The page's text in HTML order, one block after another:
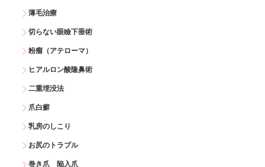
薄毛治療
切らない眼瞼下垂術
粉瘤（アテローマ）
ヒアルロン酸隆鼻術
二重埋没法
爪白癬
乳房のしこり
お尻のトラブル
巻き爪 陥入爪